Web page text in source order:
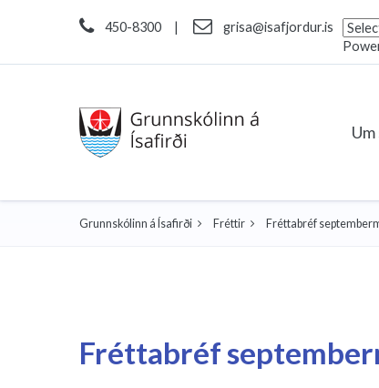
450-8300 |
grisa@isafjordur.is
Grunnskólinn á Ísafirði Fréttir Fréttabréf
Fréttabréf